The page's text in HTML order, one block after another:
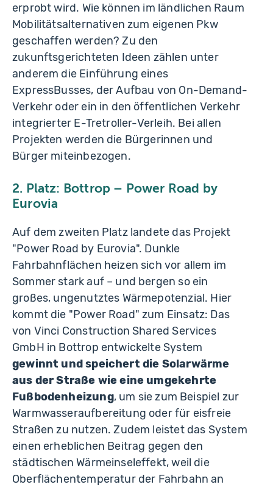
erprobt wird. Wie können im ländlichen Raum
Mobilitätsalternativen zum eigenen Pkw
geschaffen werden? Zu den
zukunftsgerichteten Ideen zählen unter
anderem die Einführung eines
ExpressBusses, der Aufbau von On-Demand-
Verkehr oder ein in den öffentlichen Verkehr
integrierter E-Tretroller-Verleih. Bei allen
Projekten werden die Bürgerinnen und
Bürger miteinbezogen.
2. Platz: Bottrop – Power Road by
Eurovia
Auf dem zweiten Platz landete das Projekt
"Power Road by Eurovia". Dunkle
Fahrbahnflächen heizen sich vor allem im
Sommer stark auf – und bergen so ein
großes, ungenutztes Wärmepotenzial. Hier
kommt die "Power Road" zum Einsatz: Das
von Vinci Construction Shared Services
GmbH in Bottrop entwickelte System
gewinnt und speichert die Solarwärme
aus der Straße wie eine umgekehrte
Fußbodenheizung, um sie zum Beispiel zur
Warmwasseraufbereitung oder für eisfreie
Straßen zu nutzen. Zudem leistet das System
einen erheblichen Beitrag gegen den
städtischen Wärmeinseleffekt, weil die
Oberflächentemperatur der Fahrbahn an